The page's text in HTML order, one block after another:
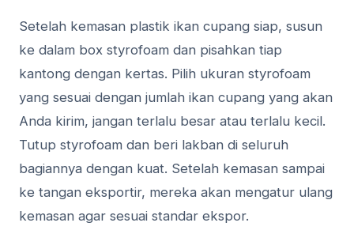
Setelah kemasan plastik ikan cupang siap, susun
ke dalam box styrofoam dan pisahkan tiap
kantong dengan kertas. Pilih ukuran styrofoam
yang sesuai dengan jumlah ikan cupang yang akan
Anda kirim, jangan terlalu besar atau terlalu kecil.
Tutup styrofoam dan beri lakban di seluruh
bagiannya dengan kuat. Setelah kemasan sampai
ke tangan eksportir, mereka akan mengatur ulang
kemasan agar sesuai standar ekspor.